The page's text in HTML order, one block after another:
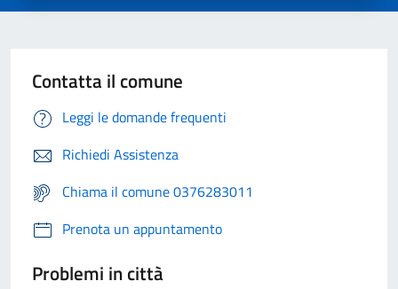
Contatta il comune
Leggi le domande frequenti
Richiedi Assistenza
Chiama il comune 0376283011
Prenota un appuntamento
Problemi in città